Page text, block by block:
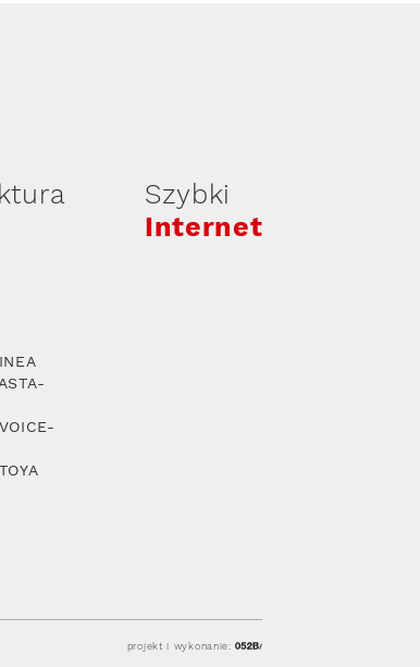
Szybki
Internet
projekt i wykonanie: